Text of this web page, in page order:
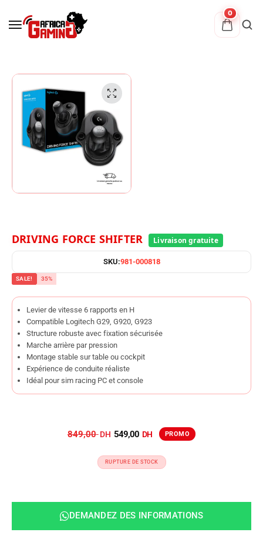
0
DRIVING FORCE SHIFTER
SKU:981-000818
SALE! 35%
Levier de vitesse 6 rapports en H
Compatible Logitech G29, G920, G923
Structure robuste avec fixation sécurisée
Marche arrière par pression
Montage stable sur table ou cockpit
Expérience de conduite réaliste
Idéal pour sim racing PC et console
849,00 549,00
RUPTURE DE STOCK
DEMANDEZ DES INFORMATIONS